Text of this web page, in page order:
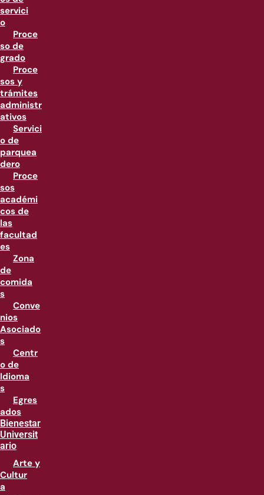
servici
o
Proce
so de
grado
Proce
sos y
trámites
administr
ativos
Servici
o de
parquea
dero
Proce
sos
académi
cos de
las
facultad
es
Zona
de
comida
s
Conve
nios
Asociado
s
Centr
o de
Idioma
s
Egres
ados
Bienestar
Universit
ario
Arte y
Cultur
a